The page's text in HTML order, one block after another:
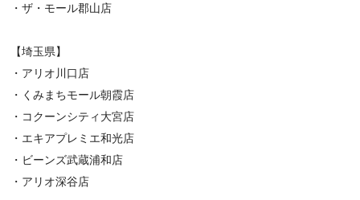
・ザ・モール郡山店
【埼玉県】
・アリオ川口店
・くみまちモール朝霞店
・コクーンシティ大宮店
・エキアプレミエ和光店
・ビーンズ武蔵浦和店
・アリオ深谷店